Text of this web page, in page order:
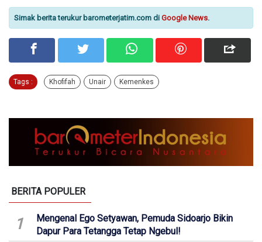
Simak berita terukur barometerjatim.com di Google News.
Tags : Khofifah Unair Kemenkes
BERITA POPULER
1
Mengenal Ego Setyawan, Pemuda Sidoarjo Bikin
Dapur Para Tetangga Tetap Ngebul!